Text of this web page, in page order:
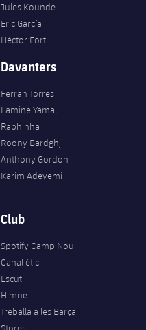
Jules Kounde
Eric García
Héctor Fort
Davanters
Ferran Torres
Lamine Yamal
Raphinha
Roony Bardghji
Anthony Gordon
Karim Adeyemi
Club
Spotify Camp Nou
Canal ètic
Escut
Himne
Treballa a les Barça